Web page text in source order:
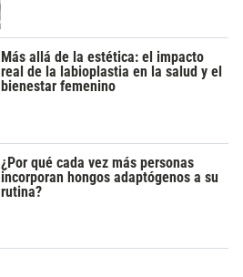
Más allá de la estética: el impacto
real de la labioplastia en la salud y el
bienestar femenino
¿Por qué cada vez más personas
incorporan hongos adaptógenos a su
rutina?